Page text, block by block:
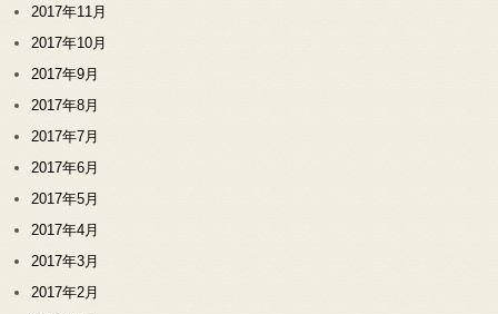
2017年11月
2017年10月
2017年9月
2017年8月
2017年7月
2017年6月
2017年5月
2017年4月
2017年3月
2017年2月